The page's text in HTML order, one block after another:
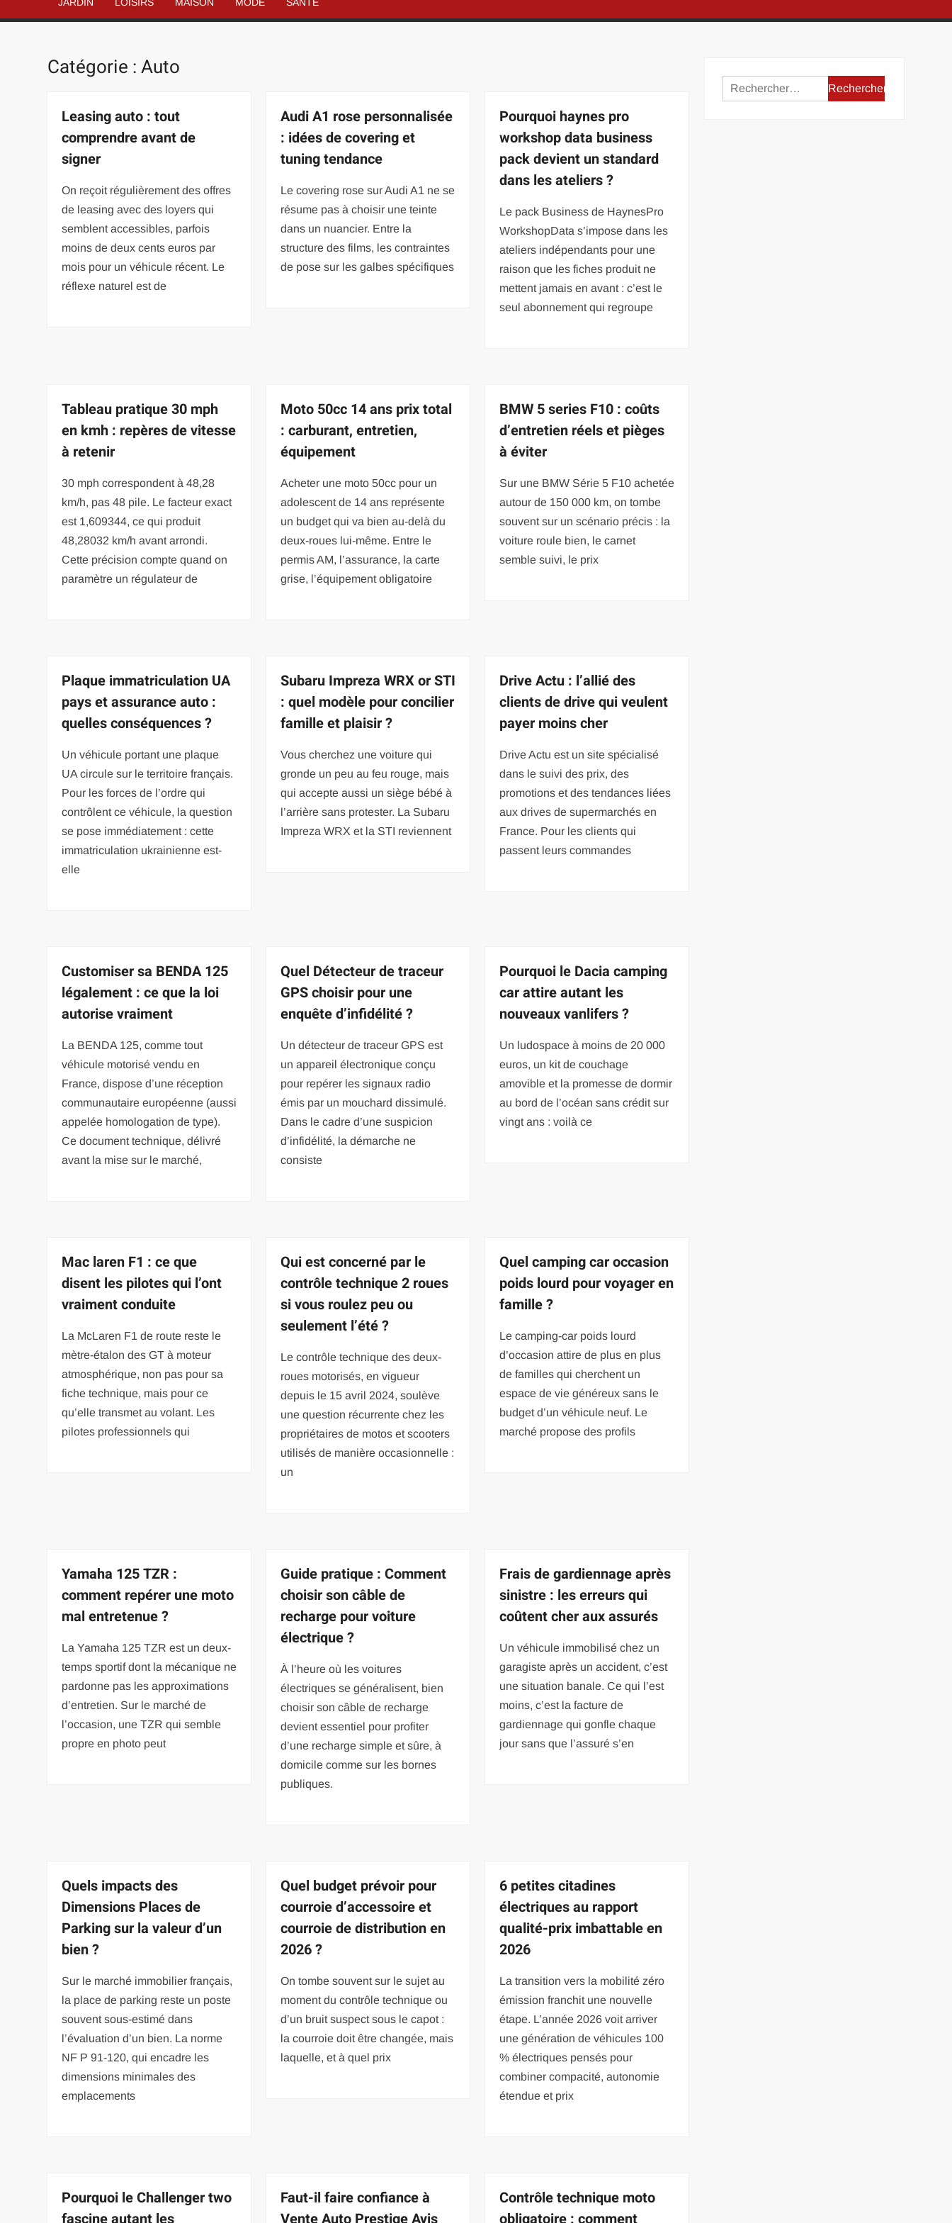
Catégorie :Auto
Leasing auto : tout
comprendre avant de
signer
On reçoit régulièrement des offres
de leasing avec des loyers qui
semblent accessibles, parfois
moins de deux cents euros par
mois pour un véhicule récent. Le
réflexe naturel est de
Audi A1 rose personnalisée
: idées de covering et
tuning tendance
Le covering rose sur Audi A1 ne se
résume pas à choisir une teinte
dans un nuancier. Entre la
structure des films, les contraintes
de pose sur les galbes spécifiques
Pourquoi haynes pro
workshop data business
pack devient un standard
dans les ateliers ?
Le pack Business de HaynesPro
WorkshopData s’impose dans les
ateliers indépendants pour une
raison que les fiches produit ne
mettent jamais en avant : c’est le
seul abonnement qui regroupe
Tableau pratique 30 mph
en kmh : repères de vitesse
à retenir
30 mph correspondent à 48,28
km/h, pas 48 pile. Le facteur exact
est 1,609344, ce qui produit
48,28032 km/h avant arrondi.
Cette précision compte quand on
paramètre un régulateur de
Moto 50cc 14 ans prix total
: carburant, entretien,
équipement
Acheter une moto 50cc pour un
adolescent de 14 ans représente
un budget qui va bien au-delà du
deux-roues lui-même. Entre le
permis AM, l’assurance, la carte
grise, l’équipement obligatoire
BMW 5 series F10 : coûts
d’entretien réels et pièges
à éviter
Sur une BMW Série 5 F10 achetée
autour de 150 000 km, on tombe
souvent sur un scénario précis : la
voiture roule bien, le carnet
semble suivi, le prix
Plaque immatriculation UA
pays et assurance auto :
quelles conséquences ?
Un véhicule portant une plaque
UA circule sur le territoire français.
Pour les forces de l’ordre qui
contrôlent ce véhicule, la question
se pose immédiatement : cette
immatriculation ukrainienne est-
elle
Subaru Impreza WRX or STI
: quel modèle pour concilier
famille et plaisir ?
Vous cherchez une voiture qui
gronde un peu au feu rouge, mais
qui accepte aussi un siège bébé à
l’arrière sans protester. La Subaru
Impreza WRX et la STI reviennent
Drive Actu : l’allié des
clients de drive qui veulent
payer moins cher
Drive Actu est un site spécialisé
dans le suivi des prix, des
promotions et des tendances liées
aux drives de supermarchés en
France. Pour les clients qui
passent leurs commandes
Customiser sa BENDA 125
légalement : ce que la loi
autorise vraiment
La BENDA 125, comme tout
véhicule motorisé vendu en
France, dispose d’une réception
communautaire européenne (aussi
appelée homologation de type).
Ce document technique, délivré
avant la mise sur le marché,
Quel Détecteur de traceur
GPS choisir pour une
enquête d’infidélité ?
Un détecteur de traceur GPS est
un appareil électronique conçu
pour repérer les signaux radio
émis par un mouchard dissimulé.
Dans le cadre d’une suspicion
d’infidélité, la démarche ne
consiste
Pourquoi le Dacia camping
car attire autant les
nouveaux vanlifers ?
Un ludospace à moins de 20 000
euros, un kit de couchage
amovible et la promesse de dormir
au bord de l’océan sans crédit sur
vingt ans : voilà ce
Mac laren F1 : ce que
disent les pilotes qui l’ont
vraiment conduite
La McLaren F1 de route reste le
mètre-étalon des GT à moteur
atmosphérique, non pas pour sa
fiche technique, mais pour ce
qu’elle transmet au volant. Les
pilotes professionnels qui
Qui est concerné par le
contrôle technique 2 roues
si vous roulez peu ou
seulement l’été ?
Le contrôle technique des deux-
roues motorisés, en vigueur
depuis le 15 avril 2024, soulève
une question récurrente chez les
propriétaires de motos et scooters
utilisés de manière occasionnelle :
un
Quel camping car occasion
poids lourd pour voyager en
famille ?
Le camping-car poids lourd
d’occasion attire de plus en plus
de familles qui cherchent un
espace de vie généreux sans le
budget d’un véhicule neuf. Le
marché propose des profils
Yamaha 125 TZR :
comment repérer une moto
mal entretenue ?
La Yamaha 125 TZR est un deux-
temps sportif dont la mécanique ne
pardonne pas les approximations
d’entretien. Sur le marché de
l’occasion, une TZR qui semble
propre en photo peut
Guide pratique : Comment
choisir son câble de
recharge pour voiture
électrique ?
À l’heure où les voitures
électriques se généralisent, bien
choisir son câble de recharge
devient essentiel pour profiter
d’une recharge simple et sûre, à
domicile comme sur les bornes
publiques.
Frais de gardiennage après
sinistre : les erreurs qui
coûtent cher aux assurés
Un véhicule immobilisé chez un
garagiste après un accident, c’est
une situation banale. Ce qui l’est
moins, c’est la facture de
gardiennage qui gonfle chaque
jour sans que l’assuré s’en
Quels impacts des
Dimensions Places de
Parking sur la valeur d’un
bien ?
Sur le marché immobilier français,
la place de parking reste un poste
souvent sous-estimé dans
l’évaluation d’un bien. La norme
NF P 91-120, qui encadre les
dimensions minimales des
emplacements
Quel budget prévoir pour
courroie d’accessoire et
courroie de distribution en
2026 ?
On tombe souvent sur le sujet au
moment du contrôle technique ou
d’un bruit suspect sous le capot :
la courroie doit être changée, mais
laquelle, et à quel prix
6 petites citadines
électriques au rapport
qualité-prix imbattable en
2026
La transition vers la mobilité zéro
émission franchit une nouvelle
étape. L’année 2026 voit arriver
une génération de véhicules 100
% électriques pensés pour
combiner compacité, autonomie
étendue et prix
Pourquoi le Challenger two
fascine autant les
Faut-il faire confiance à
Vente Auto Prestige Avis
Contrôle technique moto
obligatoire : comment
Rechercher :